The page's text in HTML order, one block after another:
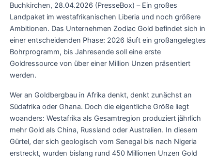
Buchkirchen, 28.04.2026 (PresseBox) – Ein großes
Landpaket im westafrikanischen Liberia und noch größere
Ambitionen. Das Unternehmen Zodiac Gold befindet sich in
einer entscheidenden Phase: 2026 läuft ein großangelegtes
Bohrprogramm, bis Jahresende soll eine erste
Goldressource von über einer Million Unzen präsentiert
werden.
Wer an Goldbergbau in Afrika denkt, denkt zunächst an
Südafrika oder Ghana. Doch die eigentliche Größe liegt
woanders: Westafrika als Gesamtregion produziert jährlich
mehr Gold als China, Russland oder Australien. In diesem
Gürtel, der sich geologisch vom Senegal bis nach Nigeria
erstreckt, wurden bislang rund 450 Millionen Unzen Gold